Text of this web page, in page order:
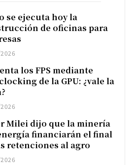
se ejecuta hoy la
de oficinas para
los FPS mediante
de la GPU: ¿vale la
Milei dijo que la minería
financiarán el final
retenciones al agro